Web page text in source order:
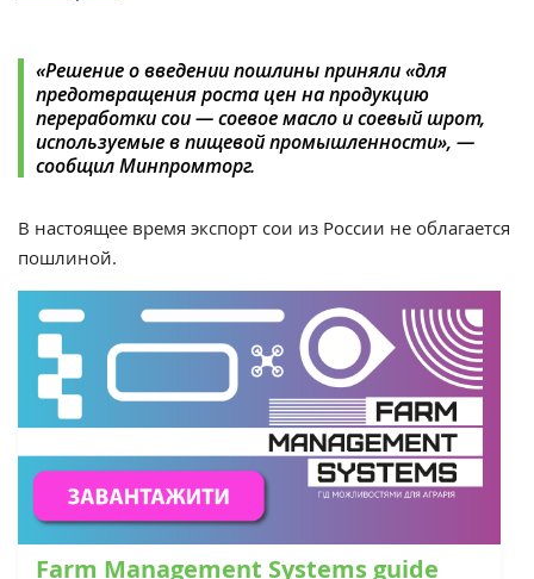
«Решение о введении пошлины приняли «для
предотвращения роста цен на продукцию
переработки сои — соевое масло и соевый шрот,
используемые в пищевой промышленности», —
сообщил Минпромторг.
В настоящее время экспорт сои из России не облагается
пошлиной.
Farm Management Systems guide